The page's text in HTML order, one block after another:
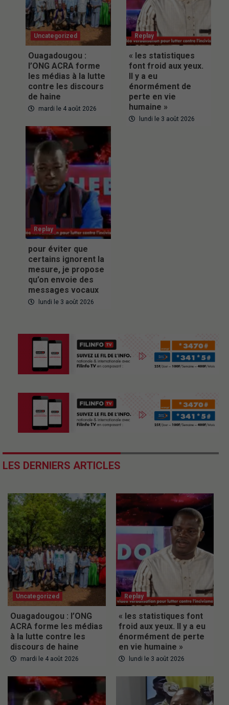
Uncategorized
Ouagadougou :
l’ONG ACRA forme
les médias à la lutte
contre les discours
de haine
mardi le 4 août 2026
Replay
« les statistiques
font froid aux yeux.
Il y a eu
énormément de
perte en vie
humaine »
lundi le 3 août 2026
Replay
pour éviter que
certains ignorent la
mesure, je propose
qu’on envoie des
messages vocaux
lundi le 3 août 2026
LES DERNIERS ARTICLES
Uncategorized
Ouagadougou : l’ONG
ACRA forme les médias
à la lutte contre les
discours de haine
mardi le 4 août 2026
Replay
« les statistiques font
froid aux yeux. Il y a eu
énormément de perte
en vie humaine »
lundi le 3 août 2026